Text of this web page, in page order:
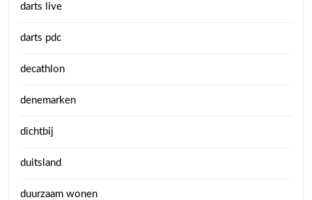
darts live
darts pdc
decathlon
denemarken
dichtbij
duitsland
duurzaam wonen